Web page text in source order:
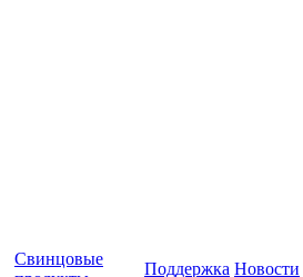
Свинцовые
Поддержка Новости